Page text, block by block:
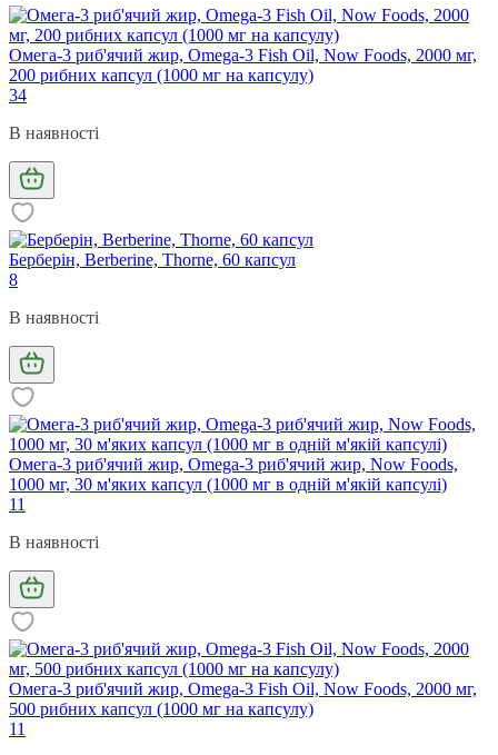
Омега-3 риб'ячий жир, Omega-3 Fish Oil, Now Foods, 2000 мг,
200 рибних капсул (1000 мг на капсулу)
34
В наявності
Берберін, Berberine, Thorne, 60 капсул
8
В наявності
Омега-3 риб'ячий жир, Omega-3 риб'ячий жир, Now Foods,
1000 мг, 30 м'яких капсул (1000 мг в одній м'якій капсулі)
11
В наявності
Омега-3 риб'ячий жир, Omega-3 Fish Oil, Now Foods, 2000 мг,
500 рибних капсул (1000 мг на капсулу)
11